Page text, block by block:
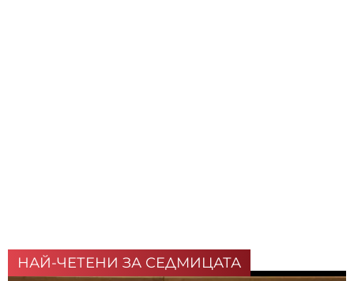
НАЙ-ЧЕТЕНИ ЗА СЕДМИЦАТА